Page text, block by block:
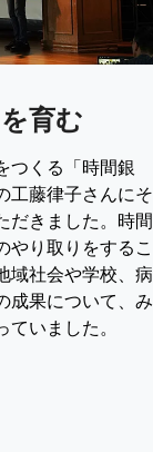
育む
つくる「時間銀
工藤律子さんにそ
だきました。時間
やり取りをするこ
域社会や学校、病
成果について、み
いました。